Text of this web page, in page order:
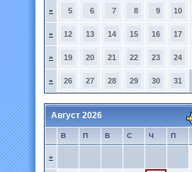
» 5 6 7 8 9 10
» 12 13 14 15 16 17
» 19 20 21 22 23 24
» 26 27 28 29 30 31
Август 2026
В П В С Ч П
»